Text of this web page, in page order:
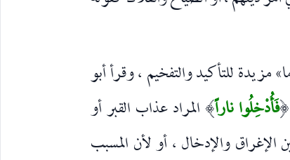
للتأكيد والتفخيم ، وقرأ أبو
(فَأُدْخِلُوا ناراً) المراد عذاب القبر أو
الإغراق والإدخال ، أو لأن المسبب